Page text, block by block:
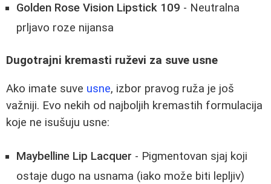
Golden Rose Vision Lipstick 109 - Neutralna
prljavo roze nijansa
Dugotrajni kremasti ruževi za suve usne
Ako imate suve usne, izbor pravog ruža je još
važniji. Evo nekih od najboljih kremastih formulacija
koje ne isušuju usne:
Maybelline Lip Lacquer - Pigmentovan sjaj koji
ostaje dugo na usnama (iako može biti lepljiv)